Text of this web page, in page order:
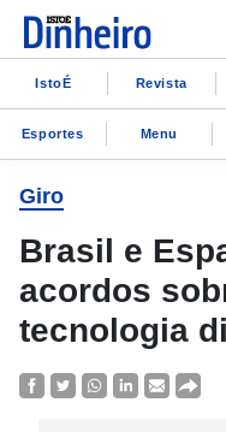
IstoÉ Revista
Esportes Menu
Giro
Brasil e
acordos
tecnologia